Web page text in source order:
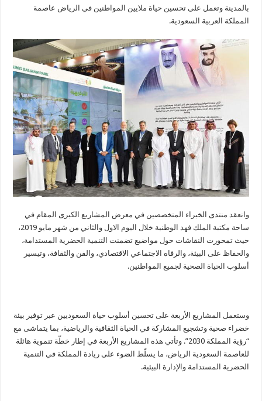
بالمدينة وتعمل على تحسين حياة ملايين المواطنين في الرياض عاصمة
المملكة العربية السعودية.
وانعقد منتدى الخبراء المتخصصين في معرض المشاريع الكبرى المقام في
ساحة مكتبة الملك فهد الوطنية خلال اليوم الاول والثاني من شهر مايو 2019،
حيث تمحورت النقاشات حول مواضيع تضمنت التنمية الحضرية المستدامة،
والحفاظ على البيئة، والرفاه الاجتماعي الاقتصادي، والفن والثقافة، وتيسير
أسلوب الحياة الصحية لجميع المواطنين.
وستعمل المشاريع الأربعة على تحسين أسلوب حياة السعوديين عبر توفير بيئة
خضراء صحية وتشجيع المشاركة في الحياة الثقافية والرياضية، بما يتماشى مع
“رؤية المملكة 2030”. وتأتي هذه المشاريع الأربعة في إطار خطّة تنموية هائلة
للعاصمة السعودية الرياض، ما يسلّط الضوء على ريادة المملكة في التنمية
الحضرية المستدامة والإدارة البيئية.